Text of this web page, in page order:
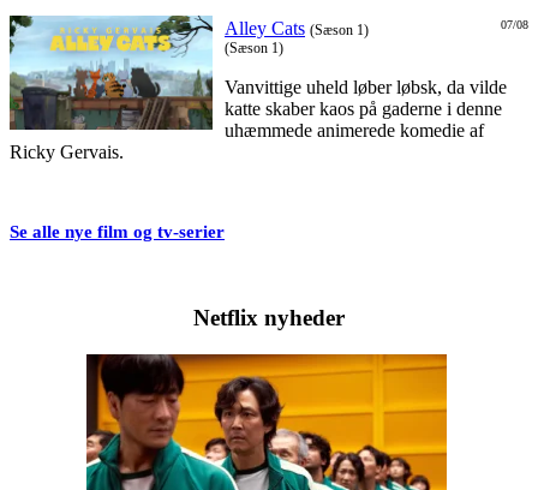
07/08
Alley Cats (Sæson 1)
(Sæson 1)
Vanvittige uheld løber løbsk, da vilde
katte skaber kaos på gaderne i denne
uhæmmede animerede komedie af
Ricky Gervais.
Se alle nye film og tv-serier
Netflix nyheder